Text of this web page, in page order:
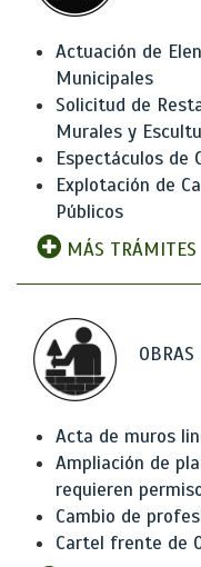
Actuación de
Municipales
Solicitud de
Murales y
Espectáculos de
Explotación de
Públicos
MÁS TRÁMITES
OBRAS
Acta de muros
Ampliación de
requieren
Cambio de
Cartel frente de